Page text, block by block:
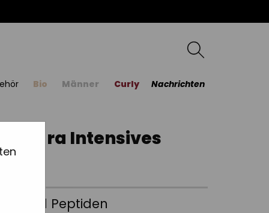
Bio Männer Curly Nachrichten
Intensives
und Peptiden